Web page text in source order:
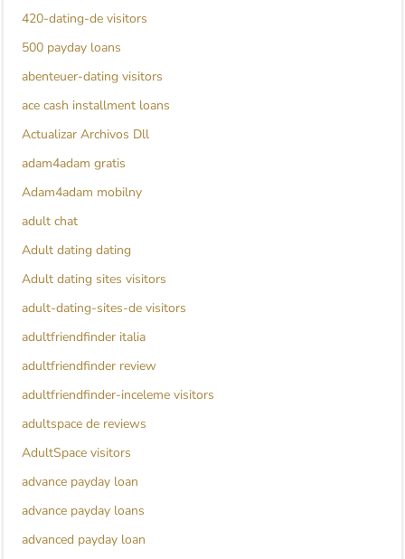
420-dating-de visitors
500 payday loans
abenteuer-dating visitors
ace cash installment loans
Actualizar Archivos Dll
adam4adam gratis
Adam4adam mobilny
adult chat
Adult dating dating
Adult dating sites visitors
adult-dating-sites-de visitors
adultfriendfinder italia
adultfriendfinder review
adultfriendfinder-inceleme visitors
adultspace de reviews
AdultSpace visitors
advance payday loan
advance payday loans
advanced payday loan